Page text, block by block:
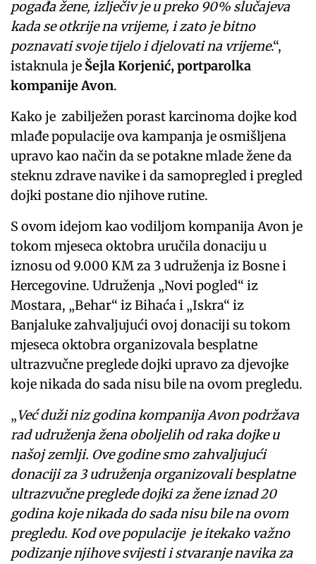
pogađa žene, izlječiv je u preko 90% slučajeva
kada se otkrije na vrijeme, i zato je bitno
poznavati svoje tijelo i djelovati na vrijeme.“,
istaknula je Šejla Korjenić, portparolka
kompanije Avon.
Kako je zabilježen porast karcinoma dojke kod
mlađe populacije ova kampanja je osmišljena
upravo kao način da se potakne mlade žene da
steknu zdrave navike i da samopregled i pregled
dojki postane dio njihove rutine.
S ovom idejom kao vodiljom kompanija Avon je
tokom mjeseca oktobra uručila donaciju u
iznosu od 9.000 KM za 3 udruženja iz Bosne i
Hercegovine. Udruženja „Novi pogled“ iz
Mostara, „Behar“ iz Bihaća i „Iskra“ iz
Banjaluke zahvaljujući ovoj donaciji su tokom
mjeseca oktobra organizovala besplatne
ultrazvučne preglede dojki upravo za djevojke
koje nikada do sada nisu bile na ovom pregledu.
„Već duži niz godina kompanija Avon podržava
rad udruženja žena oboljelih od raka dojke u
našoj zemlji. Ove godine smo zahvaljujući
donaciji za 3 udruženja organizovali besplatne
ultrazvučne preglede dojki za žene iznad 20
godina koje nikada do sada nisu bile na ovom
pregledu. Kod ove populacije je itekako važno
podizanje njihove svijesti i stvaranje navika za